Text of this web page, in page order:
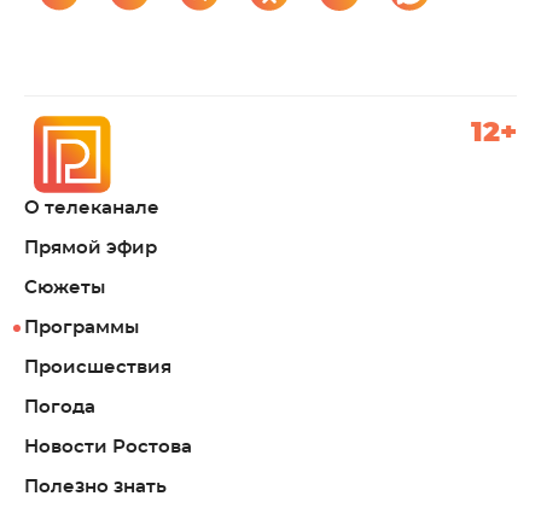
О телеканале
Прямой эфир
Сюжеты
Программы
Происшествия
Погода
Новости Ростова
Полезно знать
12+